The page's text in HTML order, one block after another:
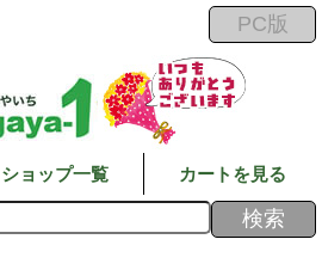
ショップ一覧 カートを見る